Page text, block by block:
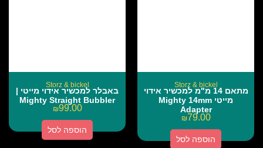
Storz & bickel
מתאם 14 מ"מ למכשיר אידוי
מייטי Mighty 14mm
Adapter
₪79.00
הוספה לסל
Storz & bickel
באבלר למכשיר אידוי מייטי |
Mighty Straight Bubbler
₪99.00
הוספה לסל